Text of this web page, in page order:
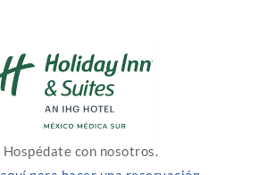
Hospédate con nosotros.